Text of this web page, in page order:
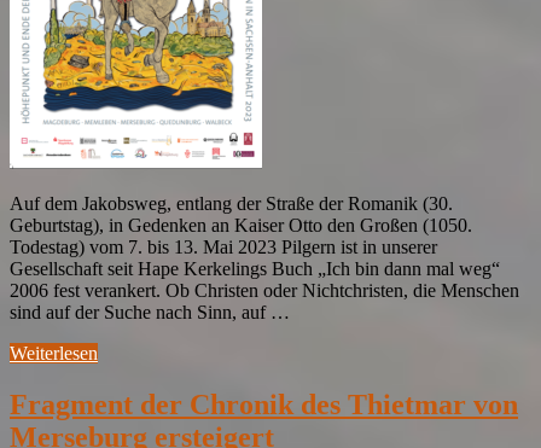
Auf dem Jakobsweg, entlang der Straße der Romanik (30.
Geburtstag), in Gedenken an Kaiser Otto den Großen (1050.
Todestag) vom 7. bis 13. Mai 2023 Pilgern ist in unserer
Gesellschaft seit Hape Kerkelings Buch „Ich bin dann mal weg“
2006 fest verankert. Ob Christen oder Nichtchristen, die Menschen
sind auf der Suche nach Sinn, auf …
Weiterlesen
Fragment der Chronik des Thietmar von
Merseburg ersteigert